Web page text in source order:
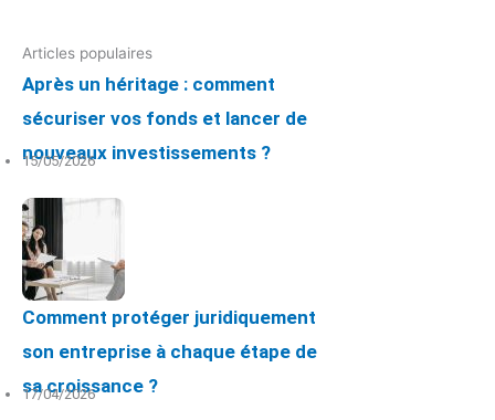
Articles populaires
Après un héritage : comment
sécuriser vos fonds et lancer de
nouveaux investissements ?
15/05/2026
Comment protéger juridiquement
son entreprise à chaque étape de
sa croissance ?
17/04/2026